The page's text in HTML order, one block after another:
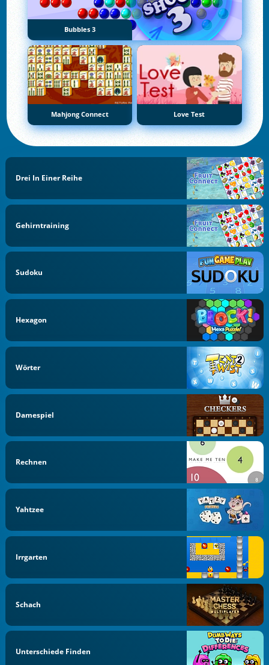
Bubbles 3
Mahjong Connect Love Test
Drei In Einer Reihe
Gehirntraining
Sudoku
Hexagon
Wörter
Damespiel
Rechnen
Yahtzee
Irrgarten
Schach
Unterschiede Finden